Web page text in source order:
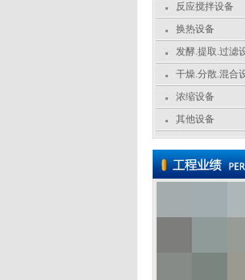
反应搅拌设备
换热设备
发酵.提取.过滤
干燥.分散.混合
浓缩设备
其他设备